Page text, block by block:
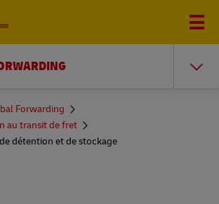
Forwarding
au transit de fret
détention et de stockage